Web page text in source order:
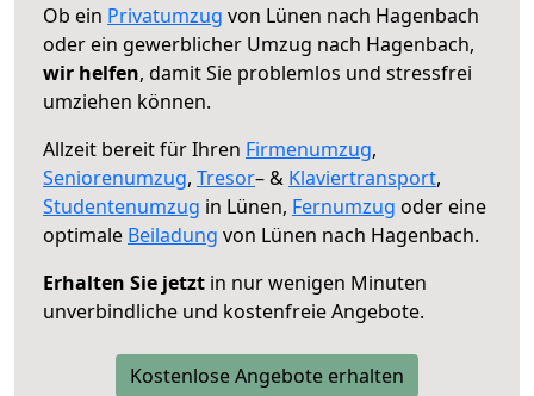
Ob ein Privatumzug von Lünen nach Hagenbach
oder ein gewerblicher Umzug nach Hagenbach,
wir helfen, damit Sie problemlos und stressfrei
umziehen können.
Allzeit bereit für Ihren Firmenumzug,
Seniorenumzug, Tresor– & Klaviertransport,
Studentenumzug in Lünen, Fernumzug oder eine
optimale Beiladung von Lünen nach Hagenbach.
Erhalten Sie jetzt in nur wenigen Minuten
unverbindliche und kostenfreie Angebote.
Kostenlose Angebote erhalten